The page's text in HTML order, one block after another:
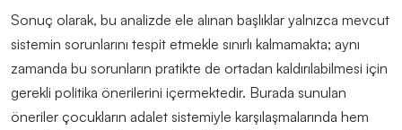
Sonuç olarak, bu analizde ele alınan başlıklar yalnızca mevcut
sistemin sorunlarını tespit etmekle sınırlı kalmamakta; aynı
zamanda bu sorunların pratikte de ortadan kaldırılabilmesi için
gerekli politika önerilerini içermektedir. Burada sunulan
öneriler çocukların adalet sistemiyle karşılaşmalarında hem